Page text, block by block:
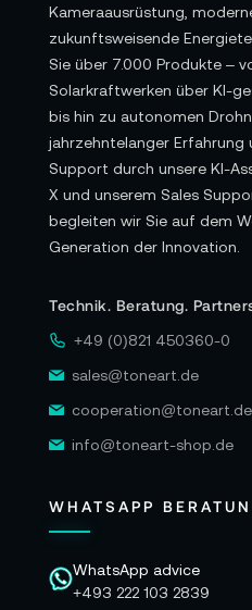
Kameraausrüstung,
zukunftsweisende
Sie über 7.000 Produkte –
Solarkraftwerken über KI-
bis hin zu autonomen
jahrzehntelanger Erfahrung
Support durch unsere KI-
X und unserem Sales
begleiten wir Sie auf dem
Generation der Innovation.
Technik. Beratung.
+49 (0)821 450360-0
sales@toneart.de
cooperation@toneart.de
info@toneart-shop.de
WHATSAPP
WhatsApp advice
+493 222 103 2839